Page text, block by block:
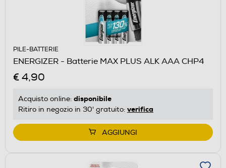
PILE-BATTERIE
ENERGIZER - Batterie MAX PLUS ALK AAA CHP4
€ 4,90
Acquisto online: disponibile
Ritiro in negozio in 30' gratuito: verifica
AGGIUNGI